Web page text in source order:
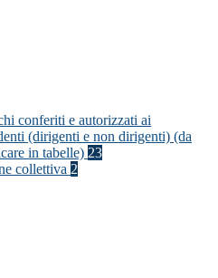
conferiti e autorizzati ai
(dirigenti e non dirigenti) (da
in tabelle) 23
collettiva 2